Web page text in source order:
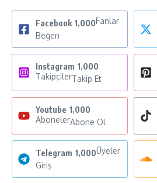
Facebook 1,000Fanlar
Beğen
Instagram 1,000
TakipçilerTakip Et
Youtube 1,000
AbonelerAbone Ol
Telegram 1,000Üyeler
Giriş